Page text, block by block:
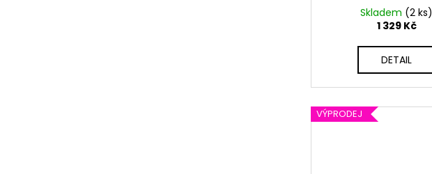
Skladem (2 ks)
1 329 Kč
DETAIL
VÝPRODEJ